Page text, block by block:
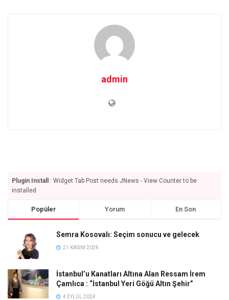
admin
Plugin Install
: Widget Tab Post needs JNews - View Counter to be
installed
Popüler Yorum En Son
Semra Kosovalı: Seçim sonucu ve gelecek
21 KASIM 2024
İstanbul’u Kanatları Altına Alan Ressam İrem
Çamlıca : “İstanbul Yeri Göğü Altın Şehir”
4 EYLÜL 2024